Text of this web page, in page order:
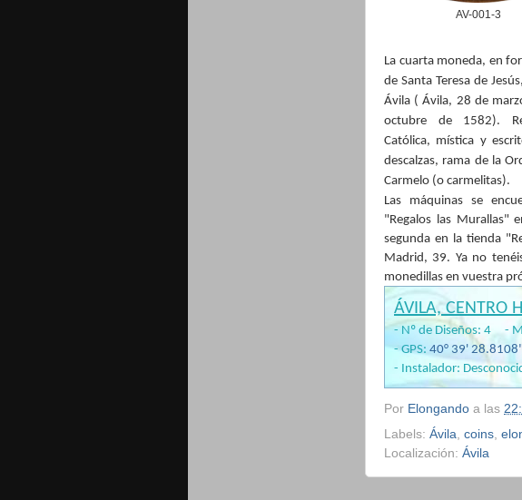
AV-001-3
La cuarta moneda, en
de Santa Teresa de
Ávila (Ávila, 28 de
octubre de 1582).
Católica, mística y
descalzas, rama de la
Carmelo (o carmelitas).
Las máquinas se
"Regalos las Murallas"
segunda en la tienda
Madrid, 39. Ya no
monedillas en vuestra
ÁVILA, CENTRO
- Nº de Diseños: 4 -
- GPS: 40° 39' 28.8108"
- Instalador:
Por Elongando a las
Labels: Ávila coins
Localización: Ávila